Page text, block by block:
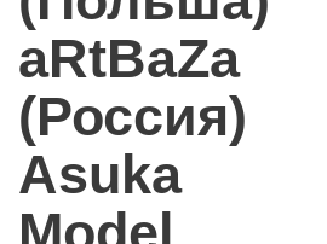
aRtBaZa
(Россия)
Asuka
Model